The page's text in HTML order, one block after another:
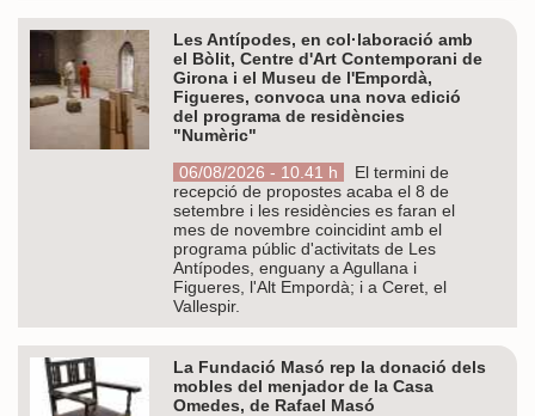
Les Antípodes, en col·laboració amb
el Bòlit, Centre d'Art Contemporani de
Girona i el Museu de l'Empordà,
Figueres, convoca una nova edició
del programa de residències
"Numèric"
06/08/2026 - 10.41 h
El termini de
recepció de propostes acaba el 8 de
setembre i les residències es faran el
mes de novembre coincidint amb el
programa públic d'activitats de Les
Antípodes, enguany a Agullana i
Figueres, l'Alt Empordà; i a Ceret, el
Vallespir.
La Fundació Masó rep la donació dels
mobles del menjador de la Casa
Omedes, de Rafael Masó